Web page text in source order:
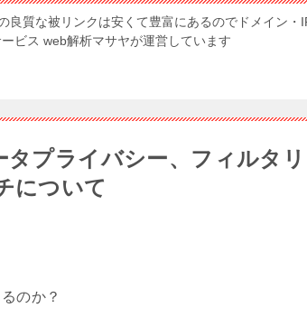
良質な被リンクは安くて豊富にあるのでドメイン・
ビス web解析マサヤが運営しています
タプライバシー、フィルタ
について
のか？